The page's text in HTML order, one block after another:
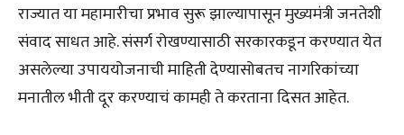
राज्यात या महामारीचा प्रभाव सुरू झाल्यापासून मुख्यमंत्री जनतेशी
संवाद साधत आहे. संसर्ग रोखण्यासाठी सरकारकडून करण्यात येत
असलेल्या उपाययोजनाची माहिती देण्यासोबतच नागरिकांच्या
मनातील भीती दूर करण्याचं कामही ते करताना दिसत आहेत.